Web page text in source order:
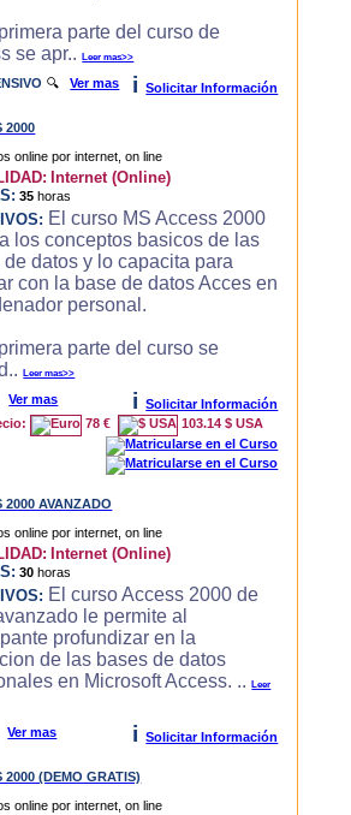
parte del curso de
se apr..Leer mas>>
🔍Ver mas i Solicitar Información
2000
Internet (Online)
35 horas
El curso MS Access 2000
los conceptos basicos de las
de datos y lo capacita para
con la base de datos Acces en
personal.
parte del curso se
Leer mas>>
Ver mas i
Solicitar Información
78 € 103.14 $ USA
2000 AVANZADO
Internet (Online)
30 horas
El curso Access 2000 de
le permite al
profundizar en la
de las bases de datos
en Microsoft Access. ..Leer
Ver mas i Solicitar Información
2000 (DEMO GRATIS)